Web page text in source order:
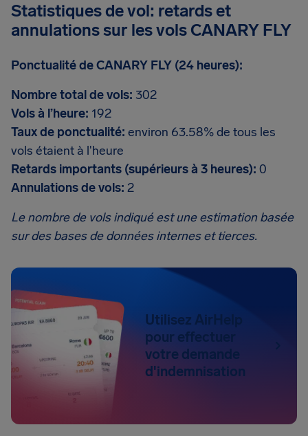
Statistiques de vol: retards et
annulations sur les vols CANARY FLY
Ponctualité de CANARY FLY (24 heures):
Nombre total de vols: 302
Vols à l’heure: 192
Taux de ponctualité: environ 63.58% de tous les
vols étaient à l'heure
Retards importants (supérieurs à 3 heures): 0
Annulations de vols: 2
Le nombre de vols indiqué est une estimation basée
sur des bases de données internes et tierces.
Utilisez AirHelp
pour effectuer
votre demande
d'indemnisation